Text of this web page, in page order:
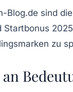
Blog.de sind
zu